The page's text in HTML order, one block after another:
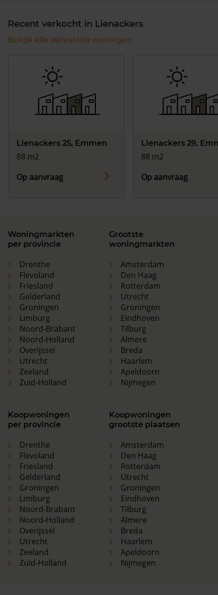
Recent verkocht in Lienackers
Bekijk alle verkochte woningen
Lienackers 25, Emmen
88 m2
Op aanvraag
Lienackers 29,
88 m2
Op aanvraag
Woningmarkten
per provincie
Drenthe
Flevoland
Friesland
Gelderland
Groningen
Limburg
Noord-Brabant
Noord-Holland
Overijssel
Utrecht
Zeeland
Zuid-Holland
Grootste
woningmarkten
Amsterdam
Den Haag
Rotterdam
Utrecht
Groningen
Eindhoven
Tilburg
Almere
Breda
Haarlem
Apeldoorn
Nijmegen
Koopwoningen
per provincie
Drenthe
Flevoland
Friesland
Gelderland
Groningen
Limburg
Noord-Brabant
Noord-Holland
Overijssel
Utrecht
Zeeland
Zuid-Holland
Koopwoningen
grootste plaatsen
Amsterdam
Den Haag
Rotterdam
Utrecht
Groningen
Eindhoven
Tilburg
Almere
Breda
Haarlem
Apeldoorn
Nijmegen